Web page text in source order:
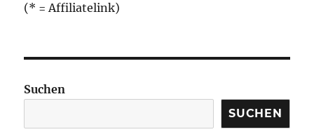
(* = Affiliatelink)
Suchen
SUCHEN